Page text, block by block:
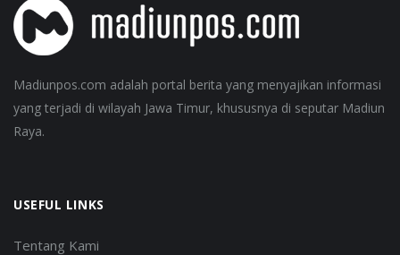
Madiunpos.com adalah portal berita yang menyajikan informasi
yang terjadi di wilayah Jawa Timur, khususnya di seputar Madiun
Raya.
USEFUL LINKS
Tentang Kami